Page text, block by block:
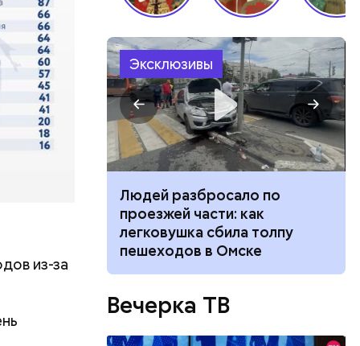
из-за
Эксклюзивы
Людей разбросало по
проезжей части: как
легковушка сбила толпу
пешеходов в Омске
Вечерка ТВ